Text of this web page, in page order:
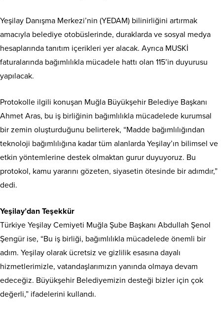
Yeşilay Danışma Merkezi’nin (YEDAM) bilinirliğini artırmak
amacıyla belediye otobüslerinde, duraklarda ve sosyal medya
hesaplarında tanıtım içerikleri yer alacak. Ayrıca MUSKİ
faturalarında bağımlılıkla mücadele hattı olan 115’in duyurusu
yapılacak.
Protokolle ilgili konuşan Muğla Büyükşehir Belediye Başkanı
Ahmet Aras, bu iş birliğinin bağımlılıkla mücadelede kurumsal
bir zemin oluşturduğunu belirterek, “Madde bağımlılığından
teknoloji bağımlılığına kadar tüm alanlarda Yeşilay’ın bilimsel ve
etkin yöntemlerine destek olmaktan gurur duyuyoruz. Bu
protokol, kamu yararını gözeten, siyasetin ötesinde bir adımdır,”
dedi.
Yeşilay’dan Teşekkür
Türkiye Yeşilay Cemiyeti Muğla Şube Başkanı Abdullah Şenol
Şengür ise, “Bu iş birliği, bağımlılıkla mücadelede önemli bir
adım. Yeşilay olarak ücretsiz ve gizlilik esasına dayalı
hizmetlerimizle, vatandaşlarımızın yanında olmaya devam
edeceğiz. Büyükşehir Belediyemizin desteği bizler için çok
değerli,” ifadelerini kullandı.